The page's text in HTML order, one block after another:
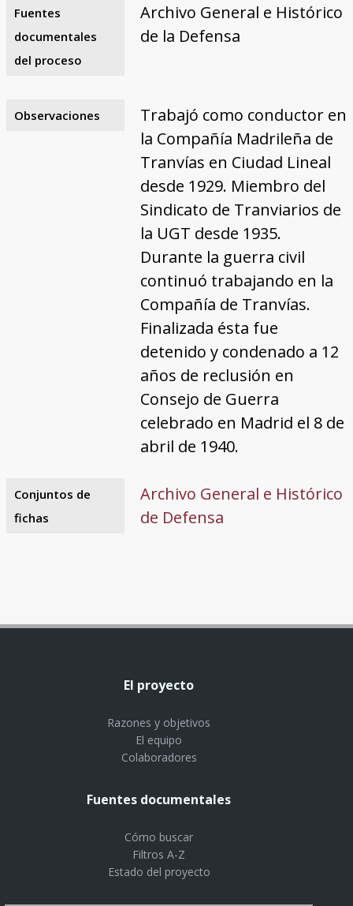
Fuentes
documentales
del proceso
Archivo General e Histórico
de la Defensa
Observaciones
Trabajó como conductor en
la Compañía Madrileña de
Tranvías en Ciudad Lineal
desde 1929. Miembro del
Sindicato de Tranviarios de
la UGT desde 1935.
Durante la guerra civil
continuó trabajando en la
Compañía de Tranvías.
Finalizada ésta fue
detenido y condenado a 12
años de reclusión en
Consejo de Guerra
celebrado en Madrid el 8 de
abril de 1940.
Conjuntos de
fichas
Archivo General e Histórico
de Defensa
El proyecto
Razones y objetivos
El equipo
Colaboradores
Fuentes documentales
Cómo buscar
Filtros A-Z
Estado del proyecto